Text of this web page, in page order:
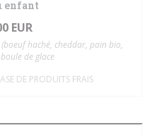
enfant
EUR
haché, cheddar, pain bio,
de glace
DE PRODUITS FRAIS